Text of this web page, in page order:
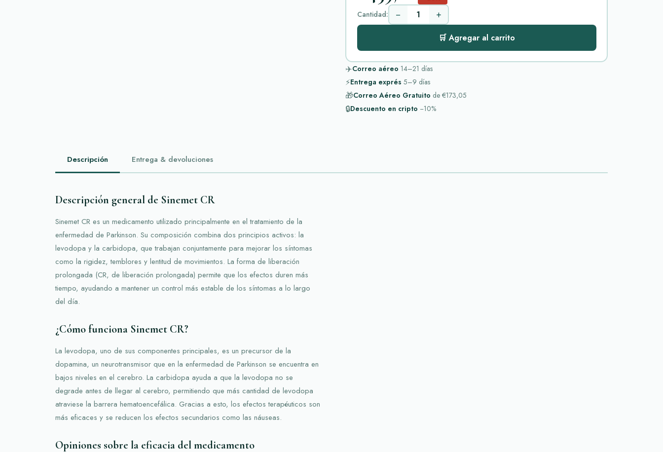
Cantidad: − +
🛒 Agregar al carrito
✈️Correo aéreo 14–21 días
⚡Entrega exprés 5–9 días
🎁Correo Aéreo Gratuito de €173,05
🔒Descuento en cripto −10%
Descripción Entrega & devoluciones
Descripción general de Sinemet CR
Sinemet CR es un medicamento utilizado principalmente en el tratamiento de la
enfermedad de Parkinson. Su composición combina dos principios activos: la
levodopa y la carbidopa, que trabajan conjuntamente para mejorar los síntomas
como la rigidez, temblores y lentitud de movimientos. La forma de liberación
prolongada (CR, de liberación prolongada) permite que los efectos duren más
tiempo, ayudando a mantener un control más estable de los síntomas a lo largo
del día.
¿Cómo funciona Sinemet CR?
La levodopa, uno de sus componentes principales, es un precursor de la
dopamina, un neurotransmisor que en la enfermedad de Parkinson se encuentra en
bajos niveles en el cerebro. La carbidopa ayuda a que la levodopa no se
degrade antes de llegar al cerebro, permitiendo que más cantidad de levodopa
atraviese la barrera hematoencefálica. Gracias a esto, los efectos terapéuticos son
más eficaces y se reducen los efectos secundarios como las náuseas.
Opiniones sobre la eficacia del medicamento